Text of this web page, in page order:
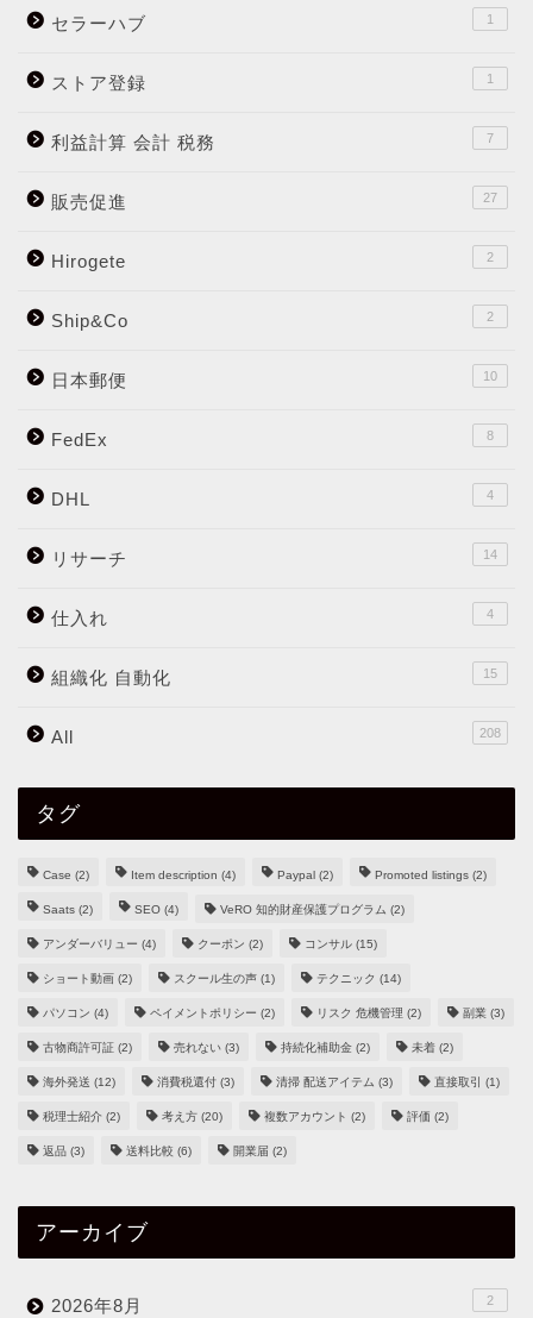
セラーハブ 1
ストア登録 1
利益計算 会計 税務 7
販売促進 27
Hirogete 2
Ship&Co 2
日本郵便 10
FedEx 8
DHL 4
リサーチ 14
仕入れ 4
組織化 自動化 15
All 208
タグ
Case (2) Item description (4) Paypal (2) Promoted listings (2)
Saats (2) SEO (4) VeRO 知的財産保護プログラム (2)
アンダーバリュー (4) クーポン (2) コンサル (15)
ショート動画 (2) スクール生の声 (1) テクニック (14)
パソコン (4) ペイメントポリシー (2) リスク 危機管理 (2) 副業 (3)
古物商許可証 (2) 売れない (3) 持続化補助金 (2) 未着 (2)
海外発送 (12) 消費税還付 (3) 清掃 配送アイテム (3) 直接取引 (1)
税理士紹介 (2) 考え方 (20) 複数アカウント (2) 評価 (2)
返品 (3) 送料比較 (6) 開業届 (2)
アーカイブ
2026年8月 2